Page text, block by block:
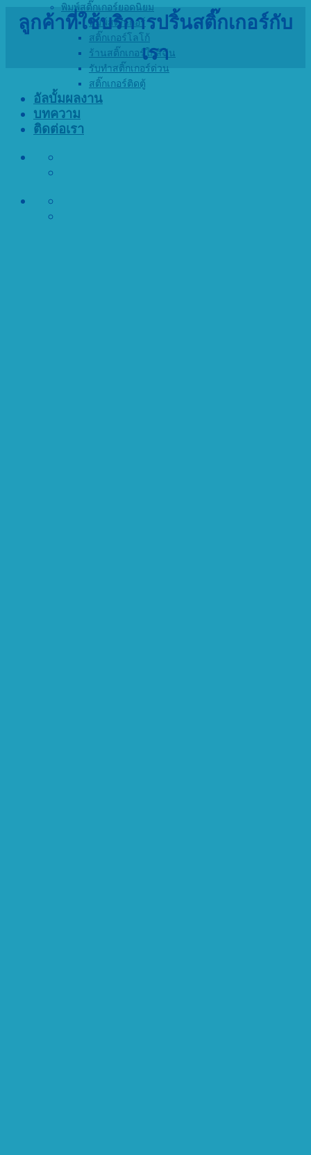
พิมพ์สติ๊กเกอร์ยอดนิยม
พิมพ์สติ๊กเกอร์
สติ๊กเกอร์โลโก้
ร้านสติ๊กเกอร์ใกล้ฉัน
รับทำสติ๊กเกอร์ด่วน
สติ๊กเกอร์ติดตู้
อัลบั้มผลงาน
บทความ
ติดต่อเรา
ลูกค้าที่ใช้บริการปริ้นสติ๊กเกอร์กับ
เรา